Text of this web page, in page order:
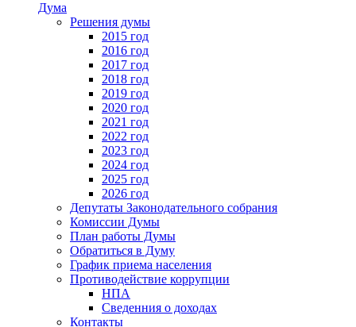
Дума
Решения думы
2015 год
2016 год
2017 год
2018 год
2019 год
2020 год
2021 год
2022 год
2023 год
2024 год
2025 год
2026 год
Депутаты Законодательного собрания
Комиссии Думы
План работы Думы
Обратиться в Думу
График приема населения
Противодействие коррупции
НПА
Сведенния о доходах
Контакты